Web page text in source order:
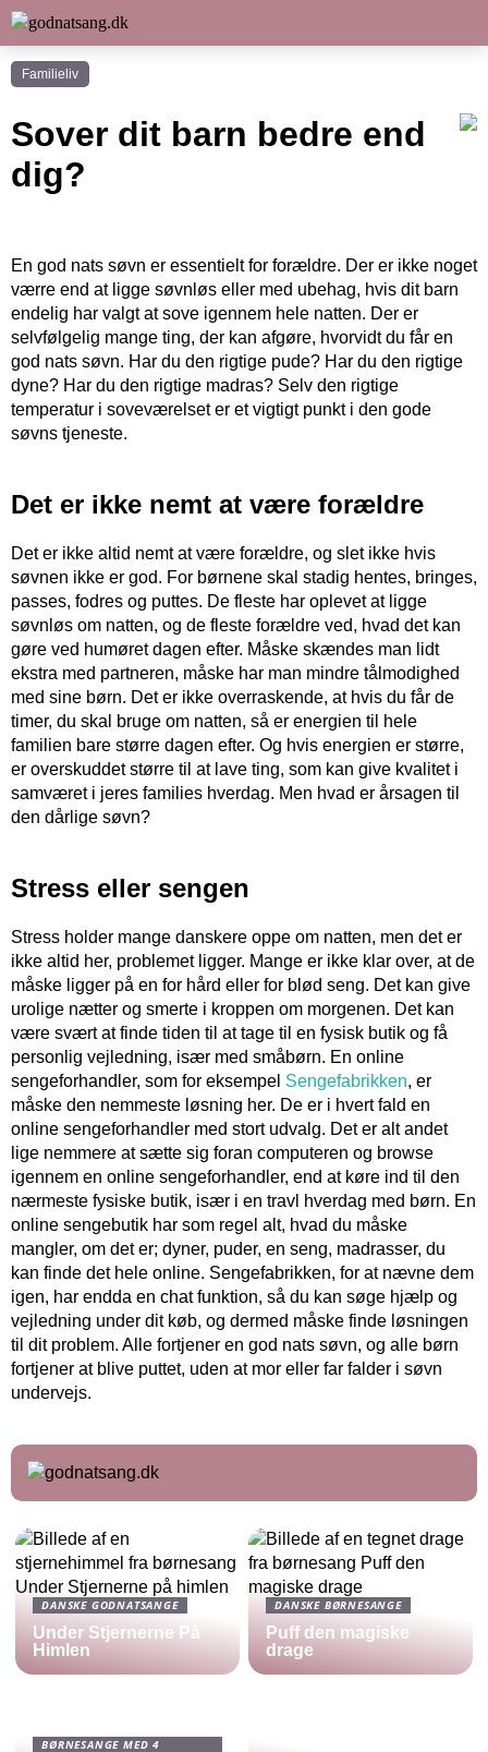
Familieliv
Sover dit barn bedre end
dig?
En god nats søvn er essentielt for forældre. Der er ikke noget
værre end at ligge søvnløs eller med ubehag, hvis dit barn
endelig har valgt at sove igennem hele natten. Der er
selvfølgelig mange ting, der kan afgøre, hvorvidt du får en
god nats søvn. Har du den rigtige pude? Har du den rigtige
dyne? Har du den rigtige madras? Selv den rigtige
temperatur i soveværelset er et vigtigt punkt i den gode
søvns tjeneste.
Det er ikke nemt at være forældre
Det er ikke altid nemt at være forældre, og slet ikke hvis
søvnen ikke er god. For børnene skal stadig hentes, bringes,
passes, fodres og puttes. De fleste har oplevet at ligge
søvnløs om natten, og de fleste forældre ved, hvad det kan
gøre ved humøret dagen efter. Måske skændes man lidt
ekstra med partneren, måske har man mindre tålmodighed
med sine børn. Det er ikke overraskende, at hvis du får de
timer, du skal bruge om natten, så er energien til hele
familien bare større dagen efter. Og hvis energien er større,
er overskuddet større til at lave ting, som kan give kvalitet i
samværet i jeres families hverdag. Men hvad er årsagen til
den dårlige søvn?
Stress eller sengen
Stress holder mange danskere oppe om natten, men det er
ikke altid her, problemet ligger. Mange er ikke klar over, at de
måske ligger på en for hård eller for blød seng. Det kan give
urolige nætter og smerte i kroppen om morgenen. Det kan
være svært at finde tiden til at tage til en fysisk butik og få
personlig vejledning, især med småbørn. En online
sengeforhandler, som for eksempel Sengefabrikken, er
måske den nemmeste løsning her. De er i hvert fald en
online sengeforhandler med stort udvalg. Det er alt andet
lige nemmere at sætte sig foran computeren og browse
igennem en online sengeforhandler, end at køre ind til den
nærmeste fysiske butik, især i en travl hverdag med børn. En
online sengebutik har som regel alt, hvad du måske
mangler, om det er; dyner, puder, en seng, madrasser, du
kan finde det hele online. Sengefabrikken, for at nævne dem
igen, har endda en chat funktion, så du kan søge hjælp og
vejledning under dit køb, og dermed måske finde løsningen
til dit problem. Alle fortjener en god nats søvn, og alle børn
fortjener at blive puttet, uden at mor eller far falder i søvn
undervejs.
DANSKE GODNATSANGE
Under Stjernerne På
Himlen
DANSKE BØRNESANGE
Puff den magiske
drage
BØRNESANGE MED 4